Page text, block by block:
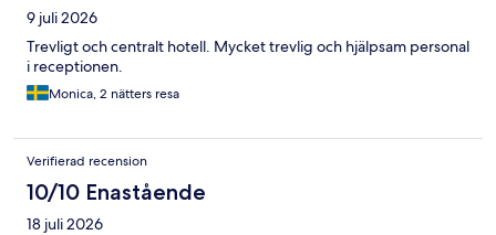
9 juli 2026
Trevligt och centralt hotell. Mycket trevlig och hjälpsam personal
i receptionen.
Monica, 2 nätters resa
Verifierad recension
10/10 Enastående
18 juli 2026